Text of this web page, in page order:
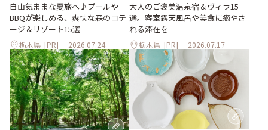
自由気ままな夏旅へ♪プールや
BBQが楽しめる、爽快な森のコテ
ージ＆リゾート15選
栃木県 [PR] 2026.07.24
大人のご褒美温泉宿＆ヴィラ15
選。客室露天風呂や美食に癒やさ
れる滞在を
栃木県 [PR] 2026.07.17